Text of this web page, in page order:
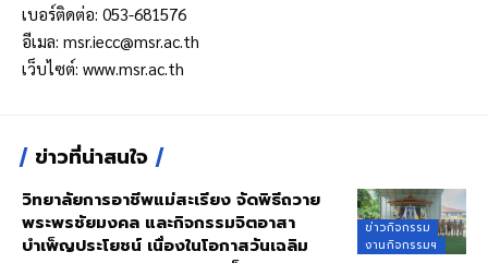
เบอร์ติดต่อ: 053-681576
อีเมล: msr.iecc@msr.ac.th
เว็บไซต์: www.msr.ac.th
ข่าวที่น่าสนใจ
ข่าวกิจกรรม
งานกิจกรรมฯ
วิทยาลัยการอาชีพแม่สะเรียง จัดพิธีถวาย
พระพรชัยมงคล และกิจกรรมจิตอาสา
บำเพ็ญประโยชน์ เนื่องในโอกาสวันเฉลิม